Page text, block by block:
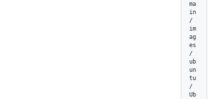
ma
in
/
im
ag
es
/
ub
un
tu
/
Ub